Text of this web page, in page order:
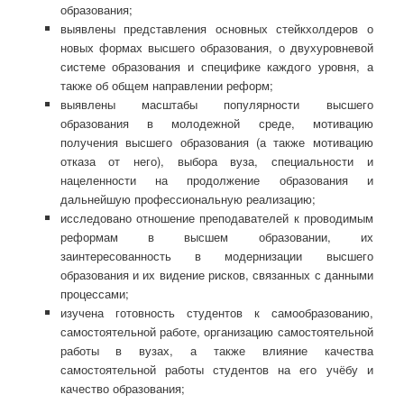
образования;
выявлены представления основных стейкхолдеров о
новых формах высшего образования, о двухуровневой
системе образования и специфике каждого уровня, а
также об общем направлении реформ;
выявлены масштабы популярности высшего
образования в молодежной среде, мотивацию
получения высшего образования (а также мотивацию
отказа от него), выбора вуза, специальности и
нацеленности на продолжение образования и
дальнейшую профессиональную реализацию;
исследовано отношение преподавателей к проводимым
реформам в высшем образовании, их
заинтересованность в модернизации высшего
образования и их видение рисков, связанных с данными
процессами;
изучена готовность студентов к самообразованию,
самостоятельной работе, организацию самостоятельной
работы в вузах, а также влияние качества
самостоятельной работы студентов на его учёбу и
качество образования;